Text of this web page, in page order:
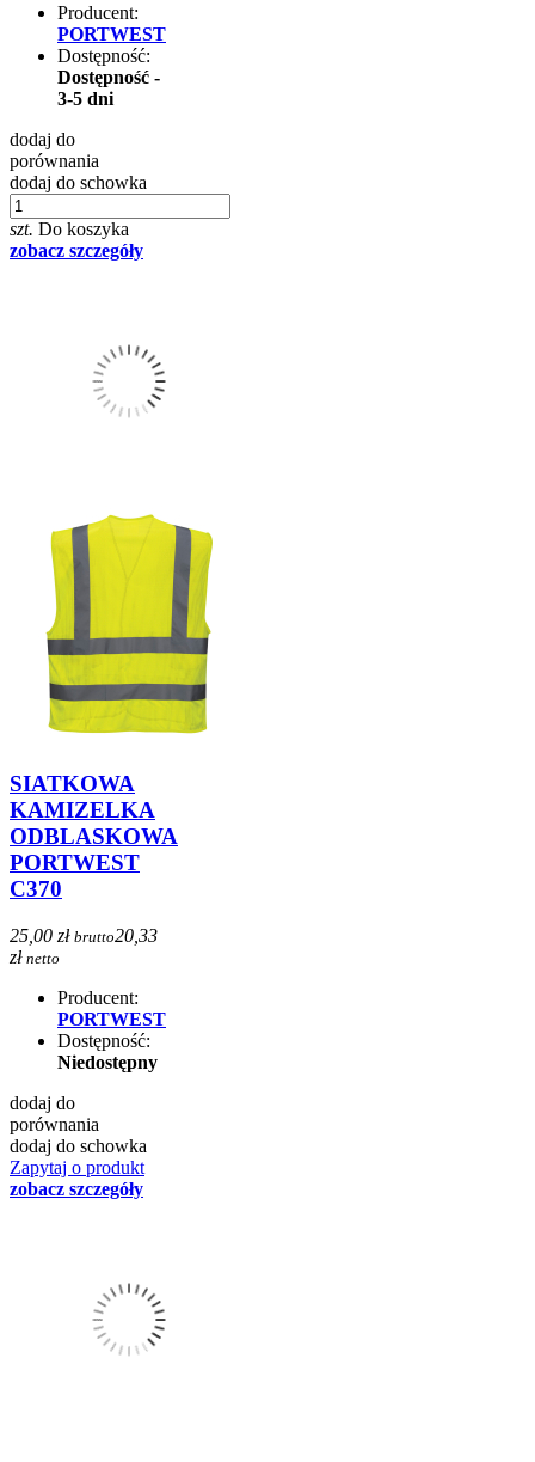
Producent:
PORTWEST
Dostępność:
Dostępność -
3-5 dni
dodaj do
porównania
dodaj do schowka
szt. Do koszyka
zobacz szczegóły
SIATKOWA
KAMIZELKA
ODBLASKOWA
PORTWEST
C370
25,00 zł brutto20,33
zł netto
Producent:
PORTWEST
Dostępność:
Niedostępny
dodaj do
porównania
dodaj do schowka
Zapytaj o produkt
zobacz szczegóły